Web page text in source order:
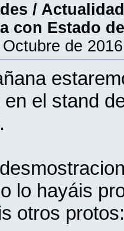
/ Actualidad
con Estado
Octubre de
en el stand
lo hayáis
otros